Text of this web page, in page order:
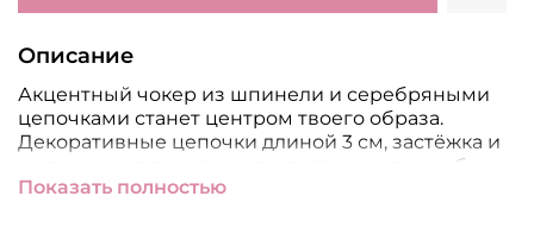
Описание
Акцентный чокер из шпинели и серебряными
цепочками станет центром твоего образа.
Декоративные цепочки длиной 3 см, застёжка и
цепочка регулировки изготовлены из серебра
925 пробы, а огранка натуральной шпинели
Показать полностью